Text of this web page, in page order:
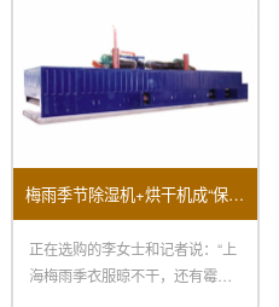
梅雨季节除湿机+烘干机成“保命组合”销量大面积上涨！
正在选购的李女士和记者说：“上
海梅雨季衣服晾不干，还有霉